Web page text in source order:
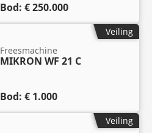
Bod: € 250.000
Freesmachine
MIKRON WF 21 C
Bod: € 1.000
Veiling
Veiling